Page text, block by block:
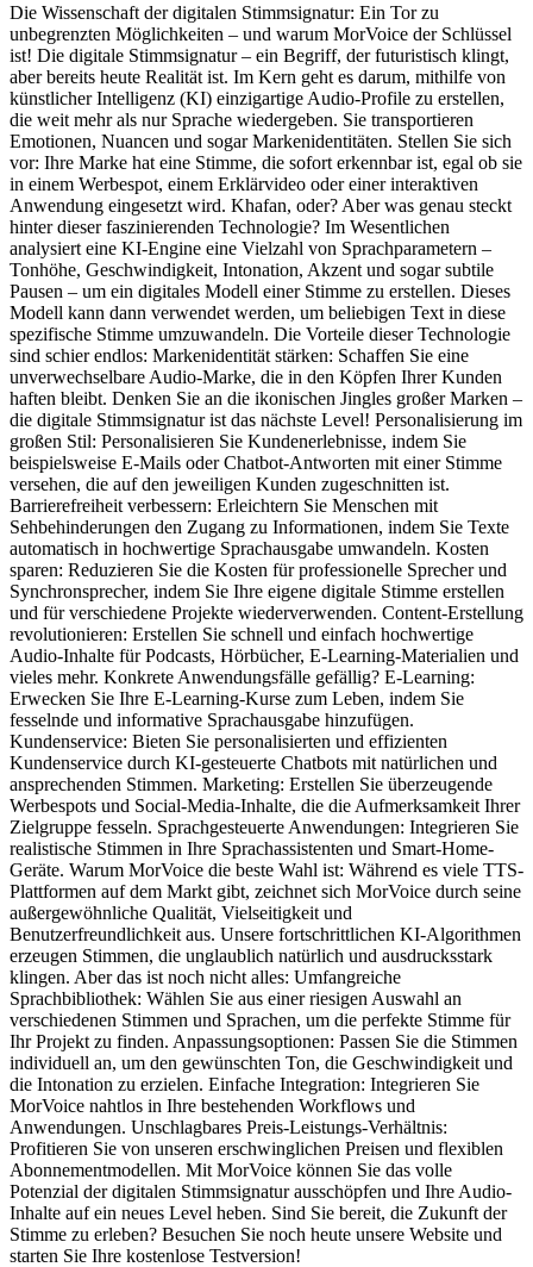
Die Wissenschaft der digitalen Stimmsignatur: Ein Tor zu
unbegrenzten Möglichkeiten – und warum MorVoice der Schlüssel
ist! Die digitale Stimmsignatur – ein Begriff, der futuristisch klingt,
aber bereits heute Realität ist. Im Kern geht es darum, mithilfe von
künstlicher Intelligenz (KI) einzigartige Audio-Profile zu erstellen,
die weit mehr als nur Sprache wiedergeben. Sie transportieren
Emotionen, Nuancen und sogar Markenidentitäten. Stellen Sie sich
vor: Ihre Marke hat eine Stimme, die sofort erkennbar ist, egal ob sie
in einem Werbespot, einem Erklärvideo oder einer interaktiven
Anwendung eingesetzt wird. Khafan, oder? Aber was genau steckt
hinter dieser faszinierenden Technologie? Im Wesentlichen
analysiert eine KI-Engine eine Vielzahl von Sprachparametern –
Tonhöhe, Geschwindigkeit, Intonation, Akzent und sogar subtile
Pausen – um ein digitales Modell einer Stimme zu erstellen. Dieses
Modell kann dann verwendet werden, um beliebigen Text in diese
spezifische Stimme umzuwandeln. Die Vorteile dieser Technologie
sind schier endlos: Markenidentität stärken: Schaffen Sie eine
unverwechselbare Audio-Marke, die in den Köpfen Ihrer Kunden
haften bleibt. Denken Sie an die ikonischen Jingles großer Marken –
die digitale Stimmsignatur ist das nächste Level! Personalisierung im
großen Stil: Personalisieren Sie Kundenerlebnisse, indem Sie
beispielsweise E-Mails oder Chatbot-Antworten mit einer Stimme
versehen, die auf den jeweiligen Kunden zugeschnitten ist.
Barrierefreiheit verbessern: Erleichtern Sie Menschen mit
Sehbehinderungen den Zugang zu Informationen, indem Sie Texte
automatisch in hochwertige Sprachausgabe umwandeln. Kosten
sparen: Reduzieren Sie die Kosten für professionelle Sprecher und
Synchronsprecher, indem Sie Ihre eigene digitale Stimme erstellen
und für verschiedene Projekte wiederverwenden. Content-Erstellung
revolutionieren: Erstellen Sie schnell und einfach hochwertige
Audio-Inhalte für Podcasts, Hörbücher, E-Learning-Materialien und
vieles mehr. Konkrete Anwendungsfälle gefällig? E-Learning:
Erwecken Sie Ihre E-Learning-Kurse zum Leben, indem Sie
fesselnde und informative Sprachausgabe hinzufügen.
Kundenservice: Bieten Sie personalisierten und effizienten
Kundenservice durch KI-gesteuerte Chatbots mit natürlichen und
ansprechenden Stimmen. Marketing: Erstellen Sie überzeugende
Werbespots und Social-Media-Inhalte, die die Aufmerksamkeit Ihrer
Zielgruppe fesseln. Sprachgesteuerte Anwendungen: Integrieren Sie
realistische Stimmen in Ihre Sprachassistenten und Smart-Home-
Geräte. Warum MorVoice die beste Wahl ist: Während es viele TTS-
Plattformen auf dem Markt gibt, zeichnet sich MorVoice durch seine
außergewöhnliche Qualität, Vielseitigkeit und
Benutzerfreundlichkeit aus. Unsere fortschrittlichen KI-Algorithmen
erzeugen Stimmen, die unglaublich natürlich und ausdrucksstark
klingen. Aber das ist noch nicht alles: Umfangreiche
Sprachbibliothek: Wählen Sie aus einer riesigen Auswahl an
verschiedenen Stimmen und Sprachen, um die perfekte Stimme für
Ihr Projekt zu finden. Anpassungsoptionen: Passen Sie die Stimmen
individuell an, um den gewünschten Ton, die Geschwindigkeit und
die Intonation zu erzielen. Einfache Integration: Integrieren Sie
MorVoice nahtlos in Ihre bestehenden Workflows und
Anwendungen. Unschlagbares Preis-Leistungs-Verhältnis:
Profitieren Sie von unseren erschwinglichen Preisen und flexiblen
Abonnementmodellen. Mit MorVoice können Sie das volle
Potenzial der digitalen Stimmsignatur ausschöpfen und Ihre Audio-
Inhalte auf ein neues Level heben. Sind Sie bereit, die Zukunft der
Stimme zu erleben? Besuchen Sie noch heute unsere Website und
starten Sie Ihre kostenlose Testversion!